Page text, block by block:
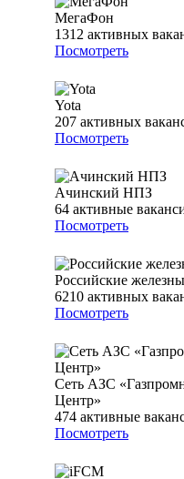
МегаФон
1312 активных
Посмотреть
Yota
207 активных
Посмотреть
Ачинский НПЗ
64 активные
Посмотреть
Российские
6210 активных
Посмотреть
Сеть АЗС
Центр»
474 активные
Посмотреть